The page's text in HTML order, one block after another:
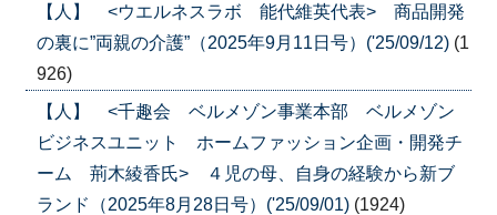
【人】 <ウエルネスラボ 能代維英代表> 商品開発
の裏に”両親の介護”（2025年9月11日号）('25/09/12) (1
926)
【人】 <千趣会 ベルメゾン事業本部 ベルメゾン
ビジネスユニット ホームファッション企画・開発チ
ーム 荊木綾香氏> ４児の母、自身の経験から新ブ
ランド（2025年8月28日号）('25/09/01) (1924)